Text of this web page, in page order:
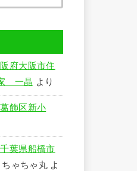
府大阪市住
一晶 より
飾区新小
葉県船橋市
ちゃちゃ丸 よ